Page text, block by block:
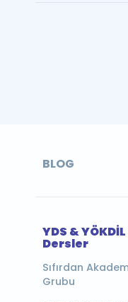
BLOG
YDS &
Dersler
Sıfırdan
Grubu